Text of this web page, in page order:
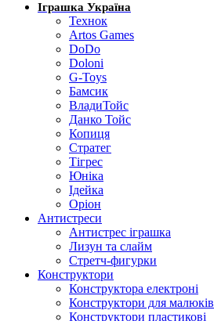
Іграшка Україна
Технок
Artos Games
DoDo
Doloni
G-Toys
Бамсик
ВладиТойс
Данко Тойс
Копиця
Стратег
Тігрес
Юніка
Ідейка
Оріон
Антистреси
Антистрес іграшка
Лизун та слайм
Стретч-фигурки
Конструктори
Конструктора електроні
Конструктори для малюків
Конструктори пластикові